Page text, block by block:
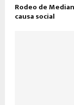
Rodeo de
causa social